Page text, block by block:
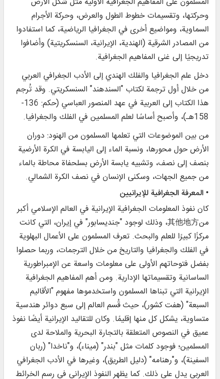
وحركتها، وتقسيمات خطوط الطول والعرض، وحركة الأجرام
السماوية، ومواضيع أخرى في الجغرافيا الرياضية، كما استفادوا
من المصادر الشرقية (الهندية، الإيرانية، السنسكريتية) وأضافوا
تدريجيًا إلى غنى المفاهيم الجغرافية.
دخل علم الجغرافيا والفلك الهندي إلى الأدب الجغرافي العربي
من خلال أول ترجمة لكتاب "السندهند" السنسكريتي. وقد تُرجم
هذا الكتاب إلى العربية في عهد المنصور العباسي (حكم: 136-
158هـ)، وأصبح أساسًا لعلم المسلمين في الفلك والجغرافيا.
من بين الموضوعات التي تعلمها المسلمون من الهنود: دوران
الأرض حول محورها، ونسبة الماء إلى اليابسة في الكرة الأرضية
بنصف إلى نصف، وتشبيه يابسة الأرض بسلحفاة محاطة بالماء
من جميع الجهات، وسكنى الإنسان في نصف الكرة الشمالي.
• المعرفة الجغرافية للإيرانيين
كان نفوذ المعلومات الجغرافية الإيرانية في العالم الإسلامي أكبر
من其他地方، وذلك لوجود "جنديسابور" في إيران، التي كانت
مركزًا كبيرًا للعلم والبحث. تعرف المسلمون على الأعمال البهلوية
في الفلك والجغرافيا والتاريخ من خلال الترجمات، وربما حصلوا
بفضل فتوحاتهم الأولى على معلومات واسعة عن الإمبراطورية
الساسانية وتقسيماتها الإدارية. ومن أهم المفاهيم الجغرافية
الإيرانية التي تبناها المسلمون واستخدموها مفهوم "الأقاليم
السبعة" (هفت كشور)، حيث قُسم العالم إلى سبع دوائر هندسية
متساوية، يشكل كل منها إقليمًا. وكان للتقاليد الإيرانية أيضًا نفوذ
عميق في النصوص المتعلقة بالتجارة البحرية والملاحة لدى
المسلمين؛ فوجود كلمات مثل "بندر" (ميناء)، و"ناخدا" (ربان
السفينة)، و"رهنامه" (دليل الطريق)، وغيرها في الأدب الجغرافي
العربي يدل على ذلك. كما يظهر النفوذ الإيراني في رسم الخرائط